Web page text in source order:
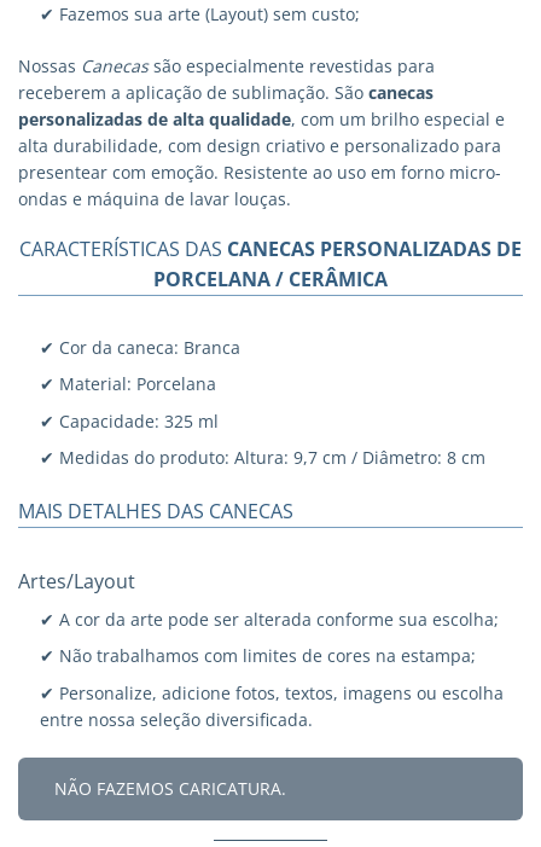
✔ Fazemos sua arte (Layout) sem custo;
Nossas Canecassão especialmente revestidas para
receberem a aplicação de sublimação. São canecas
personalizadas de alta qualidade, com um brilho especial e
alta durabilidade, com design criativo e personalizado para
presentear com emoção. Resistente ao uso em forno micro-
ondas e máquina de lavar louças.
CARACTERÍSTICAS DAS CANECAS PERSONALIZADAS DE
PORCELANA / CERÂMICA
✔ Cor da caneca: Branca
✔ Material: Porcelana
✔ Capacidade: 325 ml
✔ Medidas do produto: Altura: 9,7 cm / Diâmetro: 8 cm
MAIS DETALHES DAS CANECAS
Artes/Layout
✔ A cor da arte pode ser alterada conforme sua escolha;
✔ Não trabalhamos com limites de cores na estampa;
✔ Personalize, adicione fotos, textos, imagens ou escolha
entre nossa seleção diversificada.
NÃO FAZEMOS CARICATURA.